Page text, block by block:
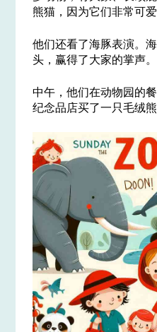
熊猫，因为它们非常可爱
他们还看了海豚表演。
头，赢得了大家的掌声
中午，他们在动物园的
纪念品店买了一只毛绒熊